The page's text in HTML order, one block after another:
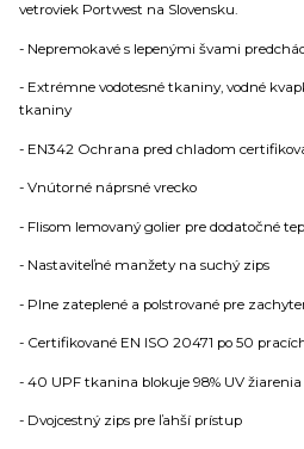
vetroviek Portwest na Slovensku.
- Nepremokavé s lepenými švami
- Extrémne vodotesné tkaniny, vodné
tkaniny
- EN342 Ochrana pred chladom
- Vnútorné náprsné vrecko
- Flisom lemovaný golier pre dodatočné
- Nastaviteľné manžety na suchý zips
- Plne zateplené a polstrované pre
- Certifikované EN ISO 20471 po 50
- 40 UPF tkanina blokuje 98% UV žiarenia
- Dvojcestný zips pre ľahší prístup